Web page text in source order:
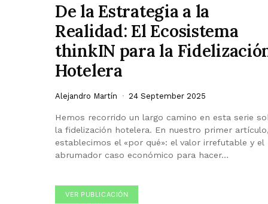
De la Estrategia a la
Realidad: El Ecosistema
thinkIN para la
Hotelera
Alejandro Martín 24 September 2025
Hemos recorrido un largo camino en esta serie
la fidelización hotelera. En nuestro primer artículo,
establecimos el «por qué»: el valor irrefutable y el
abrumador caso económico para hacer…
VER PUBLICACIÓN